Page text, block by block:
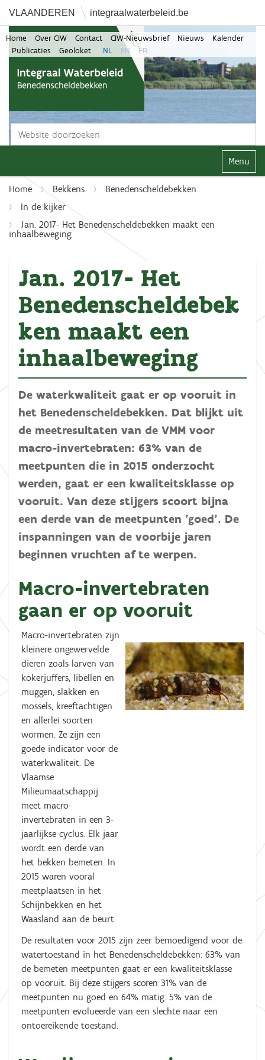
VLAANDEREN integraalwaterbeleid.be
Home Over CIW Contact CIW-Nieuwsbrief Nieuws
Kalender
Publicaties
Geoloket NL EN FR
Klap
Home Bekkens
Benedenscheldebekken
In de kijker
Jan. 2017- Het Benedenscheldebekken maakt een
inhaalbeweging
Jan. 2017- Het
Benedenscheldebek
ken maakt een
inhaalbeweging
De waterkwaliteit gaat er op vooruit in
het Benedenscheldebekken. Dat blijkt uit
de meetresultaten van de VMM voor
macro-invertebraten: 63% van de
meetpunten die in 2015 onderzocht
werden, gaat er een kwaliteitsklasse op
vooruit. Van deze stijgers scoort bijna
een derde van de meetpunten 'goed'. De
inspanningen van de voorbije jaren
beginnen vruchten af te werpen.
Macro-invertebraten
gaan er op vooruit
Macro-invertebraten zijn
kleinere ongewervelde
dieren zoals larven van
kokerjuffers, libellen en
muggen, slakken en
mossels, kreeftachtigen
en allerlei soorten
wormen. Ze zijn een
goede indicator voor de
waterkwaliteit. De
Vlaamse
Milieumaatschappij
meet macro-
invertebraten in een 3-
jaarlijkse cyclus. Elk jaar
wordt een derde van
het bekken bemeten. In
2015 waren vooral
meetplaatsen in het
Schijnbekken en het
Waasland aan de beurt.
De resultaten voor 2015 zijn zeer bemoedigend voor de
watertoestand in het Benedenscheldebekken: 63% van
de bemeten meetpunten gaat er een kwaliteitsklasse
op vooruit. Bij deze stijgers scoren 31% van de
meetpunten nu goed en 64% matig. 5% van de
meetpunten evolueerde van een slechte naar een
ontoereikende toestand.